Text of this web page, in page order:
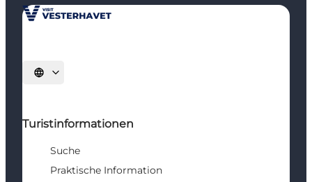
Sprache auswählen
Turistinformationen
Suche
Praktische Information